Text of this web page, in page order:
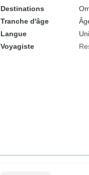
Destinations
Tranche d'âge
Langue
Voyagiste